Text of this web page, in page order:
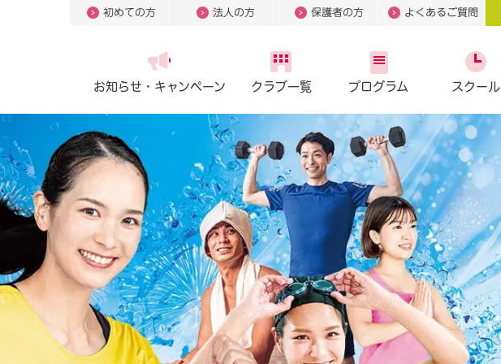
初めての方 法人の方 保護者の方 よくあるご質問
お知らせ・ キャンペーン クラブ一覧 プログラム スクール